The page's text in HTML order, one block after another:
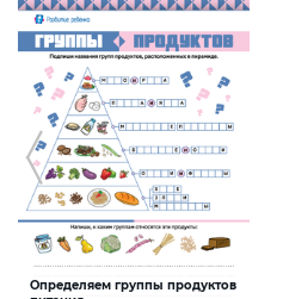
Определяем группы продуктов